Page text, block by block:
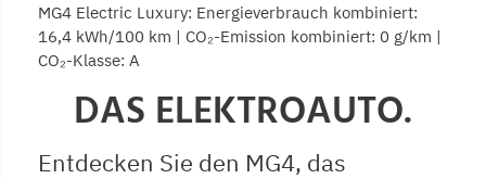
MG4 Electric Luxury: Energieverbrauch kombiniert:
16,4 kWh/100 km | CO₂-Emission kombiniert: 0 g/km |
CO₂-Klasse: A
DAS ELEKTROAUTO.
Entdecken Sie den MG4, das